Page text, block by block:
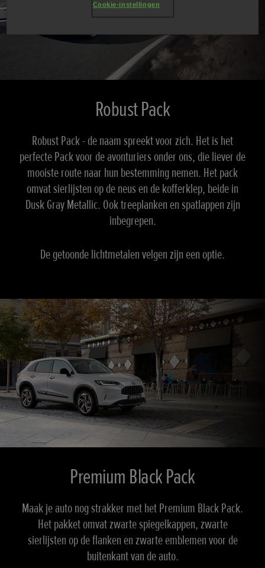
Robust Pack
Robust Pack - de naam spreekt voor zich. Het is het
perfecte Pack voor de avonturiers onder ons, die liever de
mooiste route naar hun bestemming nemen. Het pack
omvat sierlijsten op de neus en de kofferklep, beide in
Dusk Gray Metallic. Ook treeplanken en spatlappen zijn
inbegrepen.
De getoonde lichtmetalen velgen zijn een optie.
Premium Black Pack
Maak je auto nog strakker met het Premium Black Pack.
Het pakket omvat zwarte spiegelkappen, zwarte
sierlijsten op de flanken en zwarte emblemen voor de
buitenkant van de auto.
Cookie-instellingen